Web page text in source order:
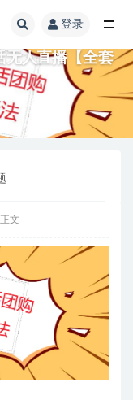
登录
无人直播【全套
正文